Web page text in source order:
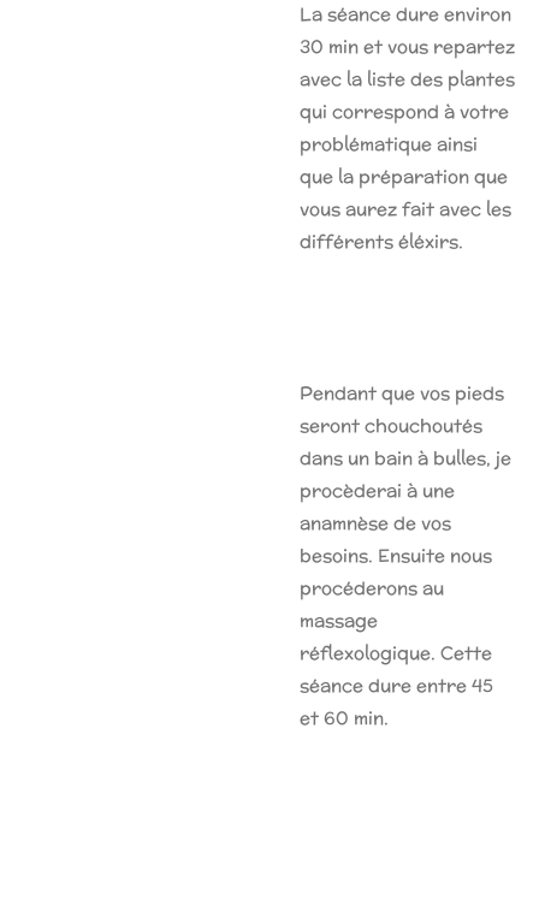
La séance dure environ
30 min et vous repartez
avec la liste des plantes
qui correspond à votre
problématique ainsi
que la préparation que
vous aurez fait avec les
différents éléxirs.
Pendant que vos pieds
seront chouchoutés
dans un bain à bulles, je
procèderai à une
anamnèse de vos
besoins. Ensuite nous
procéderons au
massage
réflexologique. Cette
séance dure entre 45
et 60 min.